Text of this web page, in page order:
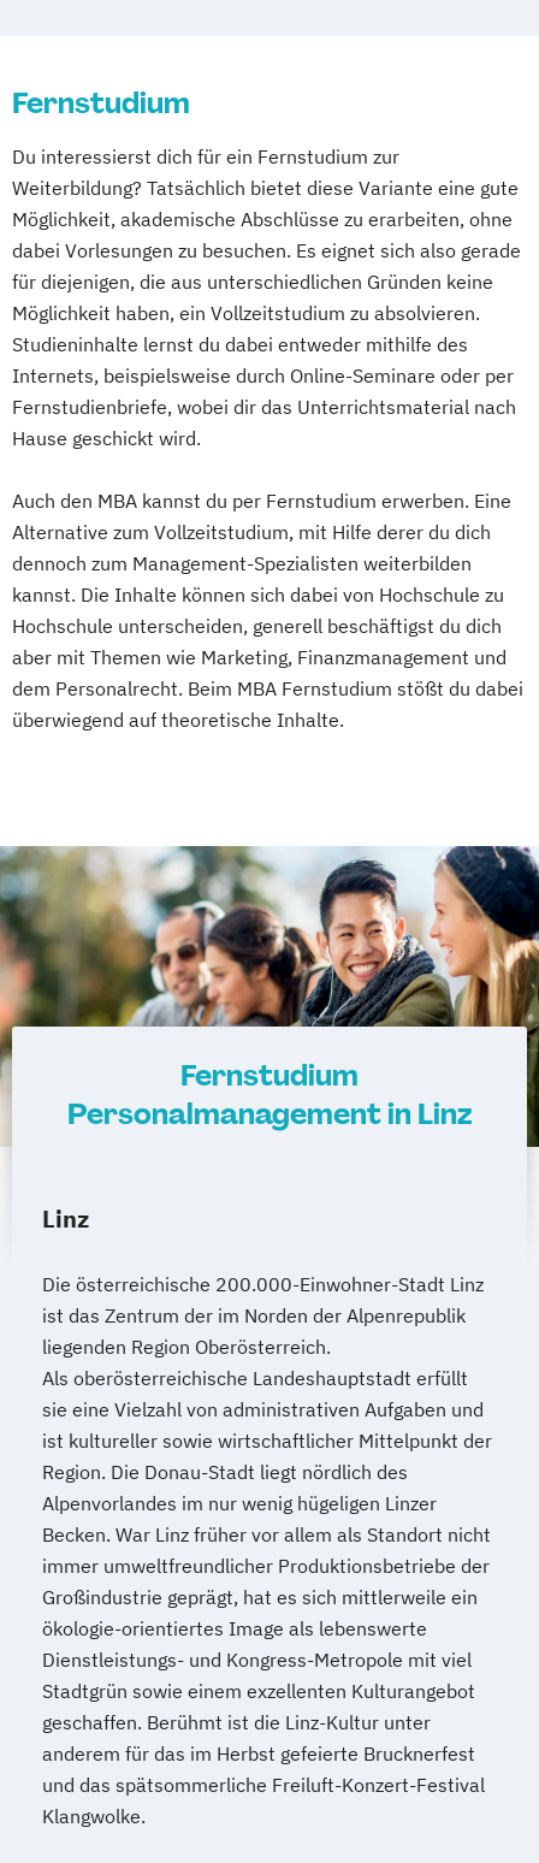
Fernstudium
Du interessierst dich für ein Fernstudium zur
Weiterbildung? Tatsächlich bietet diese Variante eine gute
Möglichkeit, akademische Abschlüsse zu erarbeiten, ohne
dabei Vorlesungen zu besuchen. Es eignet sich also gerade
für diejenigen, die aus unterschiedlichen Gründen keine
Möglichkeit haben, ein Vollzeitstudium zu absolvieren.
Studieninhalte lernst du dabei entweder mithilfe des
Internets, beispielsweise durch Online-Seminare oder per
Fernstudienbriefe, wobei dir das Unterrichtsmaterial nach
Hause geschickt wird.
Auch den MBA kannst du per Fernstudium erwerben. Eine
Alternative zum Vollzeitstudium, mit Hilfe derer du dich
dennoch zum Management-Spezialisten weiterbilden
kannst. Die Inhalte können sich dabei von Hochschule zu
Hochschule unterscheiden, generell beschäftigst du dich
aber mit Themen wie Marketing, Finanzmanagement und
dem Personalrecht. Beim MBA Fernstudium stößt du dabei
überwiegend auf theoretische Inhalte.
Fernstudium
Personalmanagement in Linz
Linz
Die österreichische 200.000-Einwohner-Stadt Linz
ist das Zentrum der im Norden der Alpenrepublik
liegenden Region Oberösterreich.
Als oberösterreichische Landeshauptstadt erfüllt
sie eine Vielzahl von administrativen Aufgaben und
ist kultureller sowie wirtschaftlicher Mittelpunkt der
Region. Die Donau-Stadt liegt nördlich des
Alpenvorlandes im nur wenig hügeligen Linzer
Becken. War Linz früher vor allem als Standort nicht
immer umweltfreundlicher Produktionsbetriebe der
Großindustrie geprägt, hat es sich mittlerweile ein
ökologie-orientiertes Image als lebenswerte
Dienstleistungs- und Kongress-Metropole mit viel
Stadtgrün sowie einem exzellenten Kulturangebot
geschaffen. Berühmt ist die Linz-Kultur unter
anderem für das im Herbst gefeierte Brucknerfest
und das spätsommerliche Freiluft-Konzert-Festival
Klangwolke.